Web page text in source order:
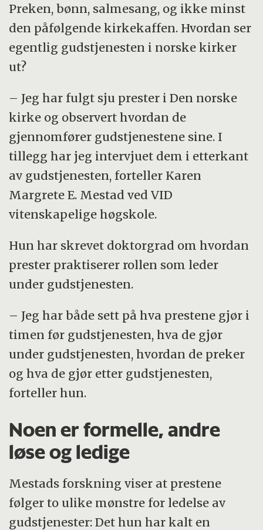
Preken, bønn, salmesang, og ikke minst
den påfølgende kirkekaffen. Hvordan ser
egentlig gudstjenesten i norske kirker
ut?
– Jeg har fulgt sju prester i Den norske
kirke og observert hvordan de
gjennomfører gudstjenestene sine. I
tillegg har jeg intervjuet dem i etterkant
av gudstjenesten, forteller Karen
Margrete E. Mestad ved VID
vitenskapelige høgskole.
Hun har skrevet doktorgrad om hvordan
prester praktiserer rollen som leder
under gudstjenesten.
– Jeg har både sett på hva prestene gjør i
timen før gudstjenesten, hva de gjør
under gudstjenesten, hvordan de preker
og hva de gjør etter gudstjenesten,
forteller hun.
Noen er formelle, andre
løse og ledige
Mestads forskning viser at prestene
følger to ulike mønstre for ledelse av
gudstjenester: Det hun har kalt en